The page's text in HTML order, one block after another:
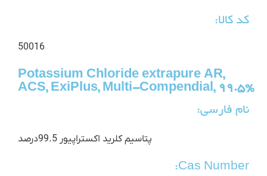
کد کالا:
50016
Potassium Chloride extrapure AR,
ACS, ExiPlus, Multi-Compendial, 99.5%
نام فارسی:
پتاسیم کلرید اکستراپیور 99.5درصد
Cas Number: